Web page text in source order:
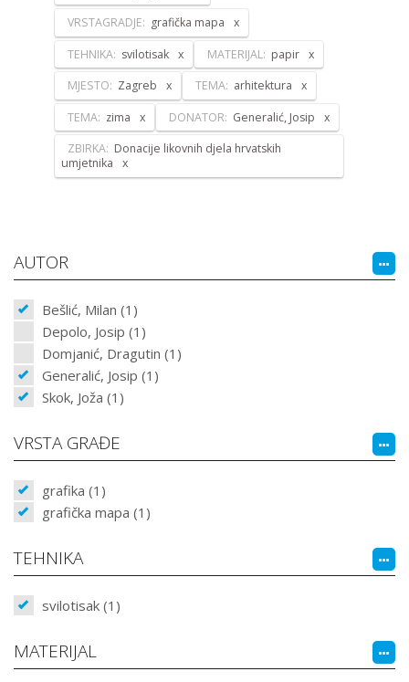
VRSTAGRADJE: grafička mapa
TEHNIKA: svilotisak MATERIJAL: papir
MJESTO: Zagreb TEMA: arhitektura
TEMA: zima DONATOR: Generalić, Josip
ZBIRKA: Donacije likovnih djela hrvatskih
umjetnika
AUTOR
Bešlić, Milan (1)
Depolo, Josip (1)
Domjanić, Dragutin (1)
Generalić, Josip (1)
Skok, Joža (1)
VRSTA GRAĐE
grafika (1)
grafička mapa (1)
TEHNIKA
svilotisak (1)
MATERIJAL